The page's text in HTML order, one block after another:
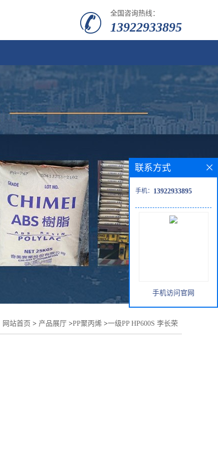
全国咨询热线：
13922933895
网站首页 > 产品展厅 >PP聚丙烯 >一级PP HP600S 李长荣
联系方式
手机： 13922933895
手机访问官网